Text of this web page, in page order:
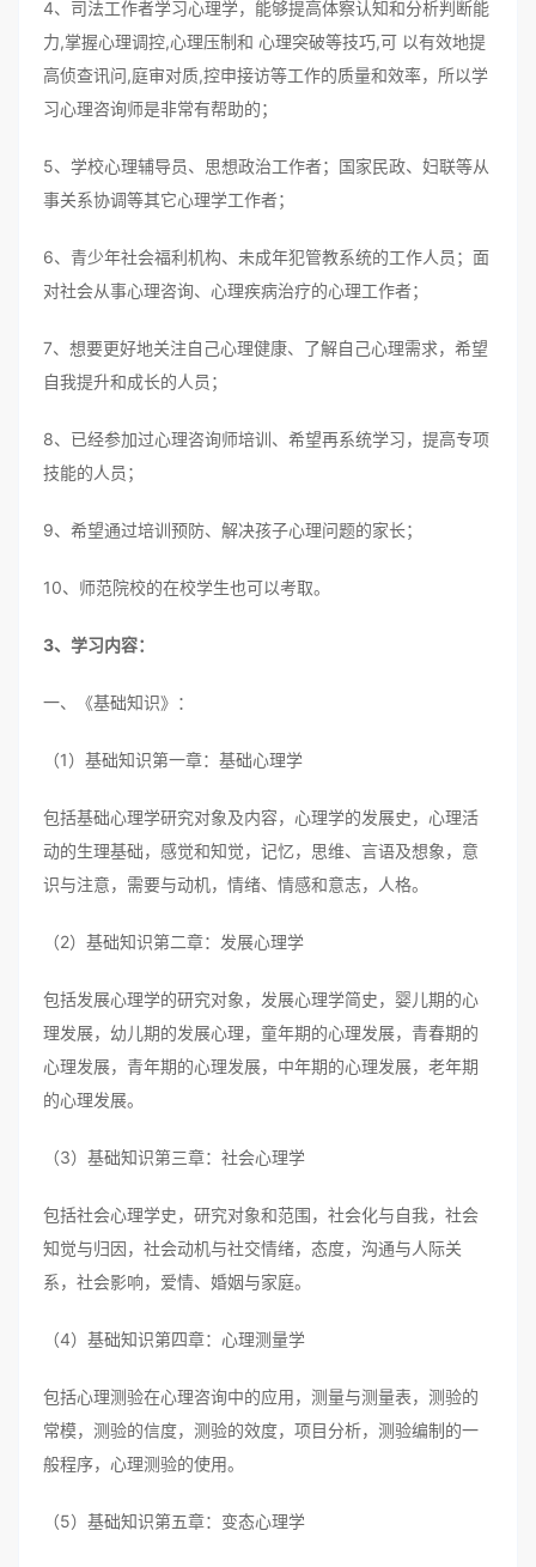
4、司法工作者学习心理学，能够提高体察认知和分析判断能
力,掌握心理调控,心理压制和 心理突破等技巧,可 以有效地提
高侦查讯问,庭审对质,控申接访等工作的质量和效率，所以学
习心理咨询师是非常有帮助的；
5、学校心理辅导员、思想政治工作者；国家民政、妇联等从
事关系协调等其它心理学工作者；
6、青少年社会福利机构、未成年犯管教系统的工作人员；面
对社会从事心理咨询、心理疾病治疗的心理工作者；
7、想要更好地关注自己心理健康、了解自己心理需求，希望
自我提升和成长的人员；
8、已经参加过心理咨询师培训、希望再系统学习，提高专项
技能的人员；
9、希望通过培训预防、解决孩子心理问题的家长；
10、师范院校的在校学生也可以考取。
3、学习内容：
一、《基础知识》：
（1）基础知识第一章：基础心理学
包括基础心理学研究对象及内容，心理学的发展史，心理活
动的生理基础，感觉和知觉，记忆，思维、言语及想象，意
识与注意，需要与动机，情绪、情感和意志，人格。
（2）基础知识第二章：发展心理学
包括发展心理学的研究对象，发展心理学简史，婴儿期的心
理发展，幼儿期的发展心理，童年期的心理发展，青春期的
心理发展，青年期的心理发展，中年期的心理发展，老年期
的心理发展。
（3）基础知识第三章：社会心理学
包括社会心理学史，研究对象和范围，社会化与自我，社会
知觉与归因，社会动机与社交情绪，态度，沟通与人际关
系，社会影响，爱情、婚姻与家庭。
（4）基础知识第四章：心理测量学
包括心理测验在心理咨询中的应用，测量与测量表，测验的
常模，测验的信度，测验的效度，项目分析，测验编制的一
般程序，心理测验的使用。
（5）基础知识第五章：变态心理学